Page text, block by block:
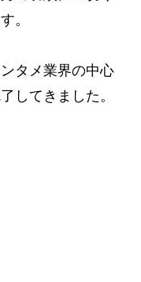
。
タメ業界の中心
してきました。